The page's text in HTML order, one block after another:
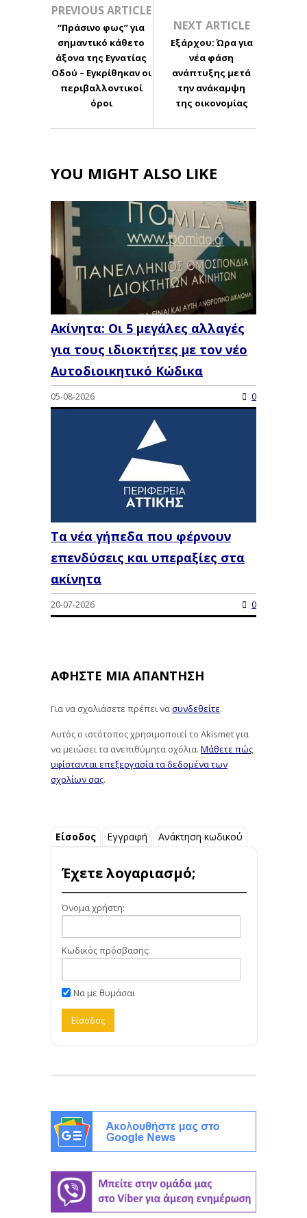
PREVIOUS ARTICLE
“Πράσινο φως” για
σημαντικό κάθετο
άξονα της Εγνατίας
Οδού – Εγκρίθηκαν οι
περιβαλλοντικοί
όροι
NEXT ARTICLE
Εξάρχου: Ώρα για
νέα φάση
ανάπτυξης μετά
την ανάκαμψη
της οικονομίας
YOU MIGHT ALSO LIKE
Ακίνητα: Οι 5 μεγάλες αλλαγές
για τους ιδιοκτήτες με τον νέο
Αυτοδιοικητικό Κώδικα
05-08-2026 0
Τα νέα γήπεδα που φέρνουν
επενδύσεις και υπεραξίες στα
ακίνητα
20-07-2026 0
ΑΦΉΣΤΕ ΜΙΑ ΑΠΆΝΤΗΣΗ
Για να σχολιάσετε πρέπει νασυνδεθείτε.
Αυτός ο ιστότοπος χρησιμοποιεί το Akismet για
να μειώσει τα ανεπιθύμητα σχόλια. Μάθετε πώς
υφίστανται επεξεργασία τα δεδομένα των
σχολίων σας
Είσοδος Εγγραφή Ανάκτηση κωδικού
Έχετε λογαριασμό;
Όνομα χρήστη:
Κωδικός πρόσβασης:
Να με θυμάσαι